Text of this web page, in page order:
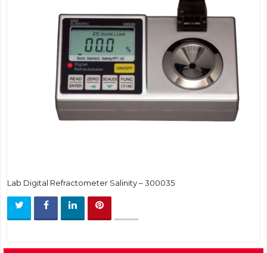
Lab Digital Refractometer Salinity – 300035